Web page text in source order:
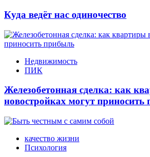
Куда ведёт нас одиночество
Недвижимость
ПИК
Железобетонная сделка: как
новостройках могут
качество жизни
Психология